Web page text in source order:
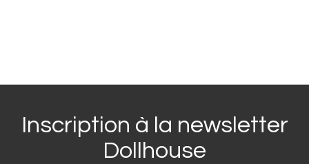
Inscription à la newsletter
Dollhouse